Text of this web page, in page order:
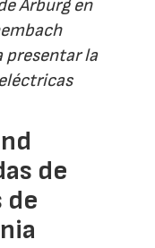
Arburg en
presentar la
de
de